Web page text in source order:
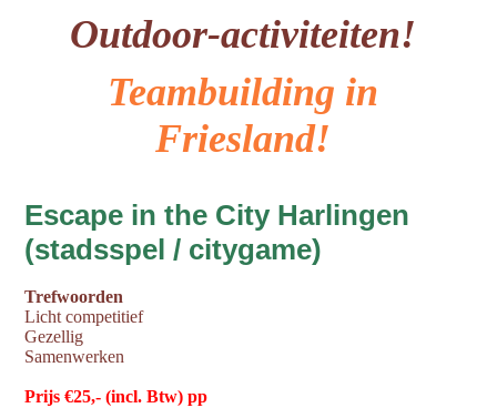
Outdoor-activiteiten!
Teambuilding in
Friesland!
Escape in the City Harlingen
(stadsspel / citygame)
Trefwoorden
Licht competitief
Gezellig
Samenwerken
Prijs €25,- (incl. Btw) pp